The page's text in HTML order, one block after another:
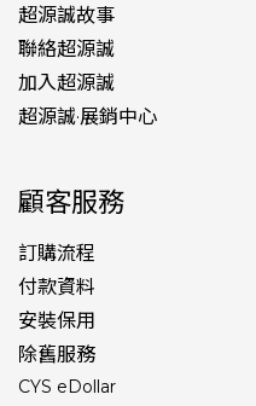
超源誠故事
聯絡超源誠
加入超源誠
超源誠·展銷中心
顧客服務
訂購流程
付款資料
安裝保用
除舊服務
CYS eDollar